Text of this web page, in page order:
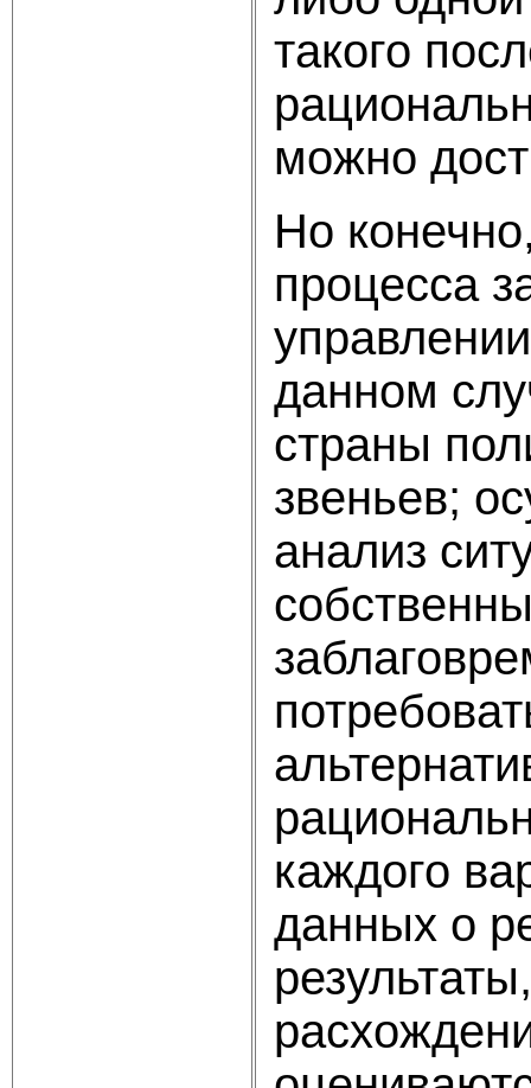
такого
можно
Но
процесса
данном
страны
звеньев;
анализ
каждого
данных о